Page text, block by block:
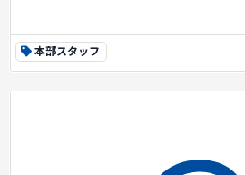
本部スタッフ